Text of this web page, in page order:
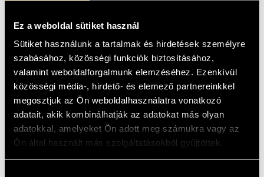
Ez a weboldal sütiket használ
Sütiket használunk a tartalmak és hirdetések személyre
szabásához, közösségi funkciók biztosításához,
valamint weboldalforgalmunk elemzéséhez. Ezenkívül
közösségi média-, hirdető- és elemező partnereinkkel
megosztjuk az Ön weboldalhasználatra vonatkozó
adatait, akik kombinálhatják az adatokat más olyan
adatokkal, amelyeket Ön adott meg számukra vagy az
Ön által használt más szolgáltatásokból gyűjtöttek.
to the City of Witten
A MŰ
KELETKEZÉSI
1978
TÍPUS Kamarazene
ELŐADÓK
SZÁMA
4
ELŐADÓI
strings: 2 vl., vla., vlc.